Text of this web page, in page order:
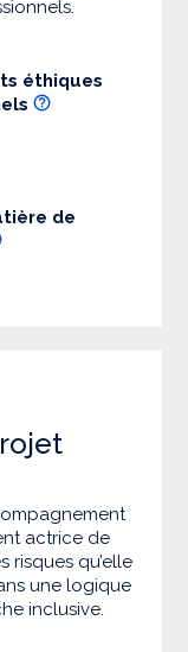
éthiques
de
actrice de
risques qu’elle
une logique
inclusive.